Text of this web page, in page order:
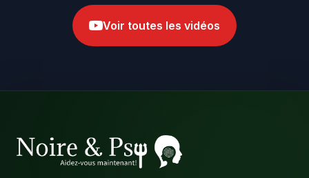
Voir toutes les vidéos